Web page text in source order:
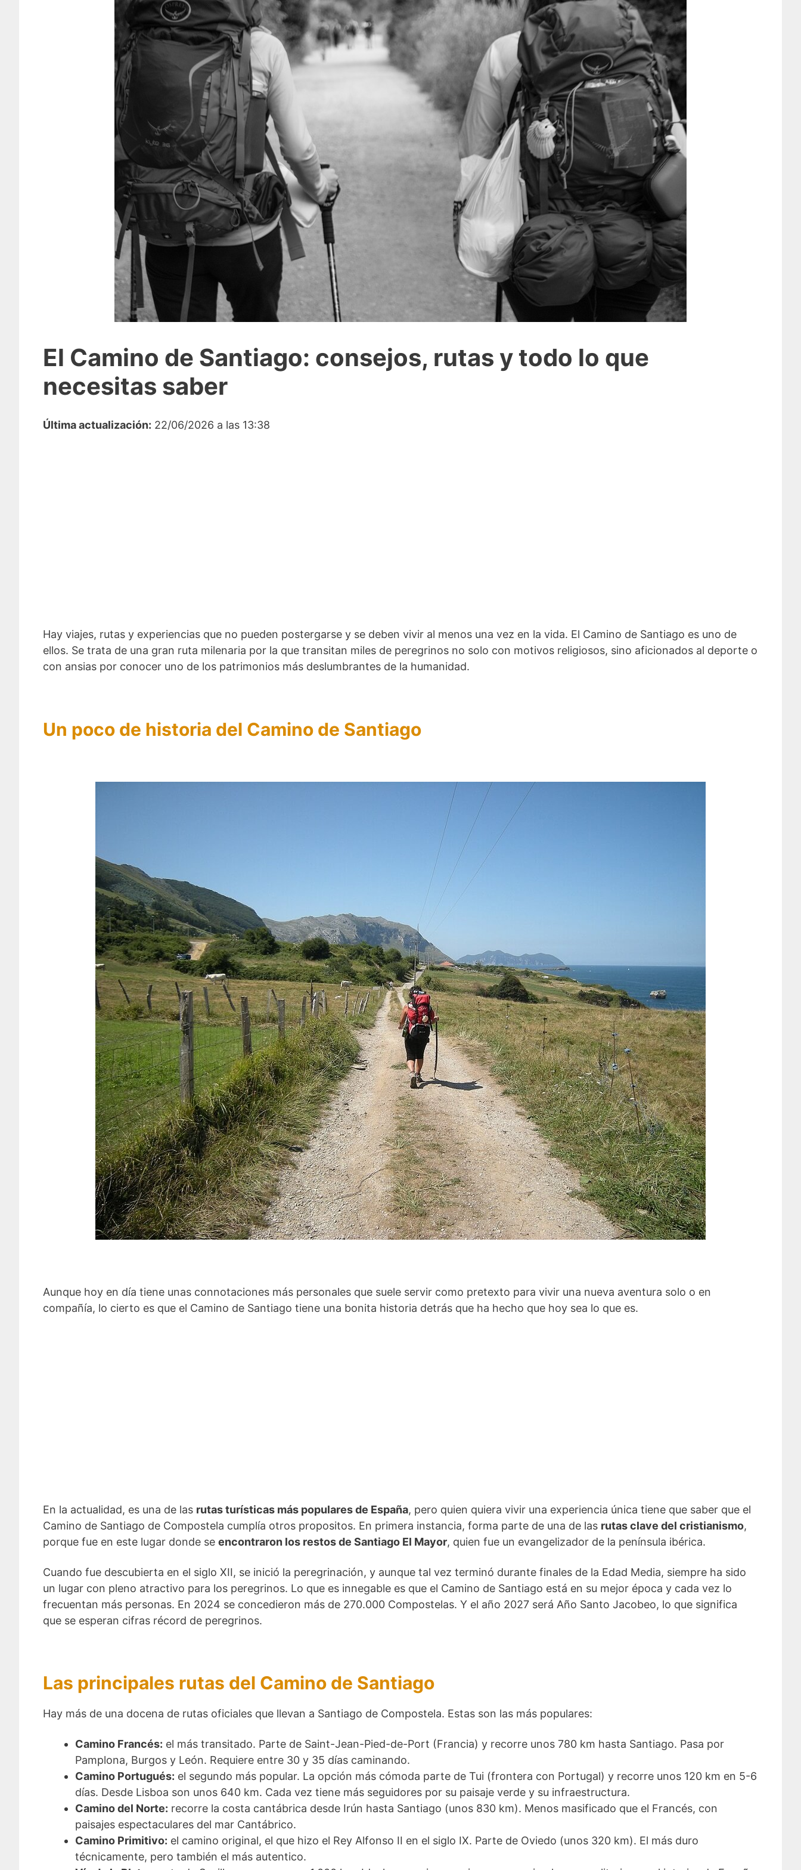
El Camino de Santiago: consejos, rutas y todo lo que
necesitas saber
Última actualización: 22/06/2026 a las 13:38
Hay viajes, rutas y experiencias que no pueden postergarse y se deben vivir al menos una vez en la vida. El Camino de Santiago es uno de
ellos. Se trata de una gran ruta milenaria por la que transitan miles de peregrinos no solo con motivos religiosos, sino aficionados al deporte o
con ansias por conocer uno de los patrimonios más deslumbrantes de la humanidad.
Un poco de historia del Camino de Santiago
Aunque hoy en día tiene unas connotaciones más personales que suele servir como pretexto para vivir una nueva aventura solo o en
compañía, lo cierto es que el Camino de Santiago tiene una bonita historia detrás que ha hecho que hoy sea lo que es.
En la actualidad, es una de las rutas turísticas más populares de España, pero quien quiera vivir una experiencia única tiene que saber que el
Camino de Santiago de Compostela cumplía otros propositos. En primera instancia, forma parte de una de las rutas clave del cristianismo,
porque fue en este lugar donde se encontraron los restos de Santiago El Mayor, quien fue un evangelizador de la península ibérica.
Cuando fue descubierta en el siglo XII, se inició la peregrinación, y aunque tal vez terminó durante finales de la Edad Media, siempre ha sido
un lugar con pleno atractivo para los peregrinos. Lo que es innegable es que el Camino de Santiago está en su mejor época y cada vez lo
frecuentan más personas. En 2024 se concedieron más de 270.000 Compostelas. Y el año 2027 será Año Santo Jacobeo, lo que significa
que se esperan cifras récord de peregrinos.
Las principales rutas del Camino de Santiago
Hay más de una docena de rutas oficiales que llevan a Santiago de Compostela. Estas son las más populares:
Camino Francés: el más transitado. Parte de Saint-Jean-Pied-de-Port (Francia) y recorre unos 780 km hasta Santiago. Pasa por
Pamplona, Burgos y León. Requiere entre 30 y 35 días caminando.
Camino Portugués: el segundo más popular. La opción más cómoda parte de Tui (frontera con Portugal) y recorre unos 120 km en 5-6
días. Desde Lisboa son unos 640 km. Cada vez tiene más seguidores por su paisaje verde y su infraestructura.
Camino del Norte: recorre la costa cantábrica desde Irún hasta Santiago (unos 830 km). Menos masificado que el Francés, con
paisajes espectaculares del mar Cantábrico.
Camino Primitivo: el camino original, el que hizo el Rey Alfonso II en el siglo IX. Parte de Oviedo (unos 320 km). El más duro
técnicamente, pero también el más autentico.